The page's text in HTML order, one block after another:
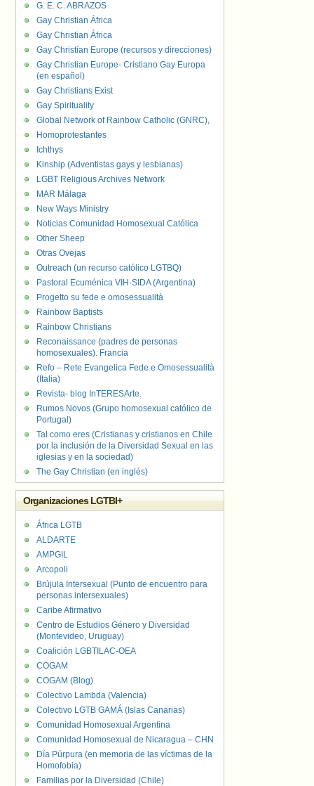
G. E. C. ABRAZOS
Gay Christian África
Gay Christian África
Gay Christian Europe (recursos y direcciones)
Gay Christian Europe- Cristiano Gay Europa
(en español)
Gay Christians Exist
Gay Spirituality
Global Network of Rainbow Catholic (GNRC),
Homoprotestantes
Ichthys
Kinship (Adventistas gays y lesbianas)
LGBT Religious Archives Network
MAR Málaga
New Ways Ministry
Noticias Comunidad Homosexual Católica
Other Sheep
Otras Ovejas
Outreach (un recurso católico LGTBQ)
Pastoral Ecuménica VIH-SIDA (Argentina)
Progetto su fede e omosessualità
Rainbow Baptists
Rainbow Christians
Reconaissance (padres de personas
homosexuales). Francia
Refo – Rete Evangelica Fede e Omosessualità
(Italia)
Revista- blog InTERESArte.
Rumos Novos (Grupo homosexual católico de
Portugal)
Tal como eres (Cristianas y cristianos en Chile
por la inclusión de la Diversidad Sexual en las
iglesias y en la sociedad)
The Gay Christian (en inglés)
Organizaciones LGTBI+
África LGTB
ALDARTE
AMPGIL
Arcopoli
Brújula Intersexual (Punto de encuentro para
personas intersexuales)
Caribe Afirmativo
Centro de Estudios Género y Diversidad
(Montevideo, Uruguay)
Coalición LGBTILAC-OEA
COGAM
COGAM (Blog)
Colectivo Lambda (Valencia)
Colectivo LGTB GAMÁ (Islas Canarias)
Comunidad Homosexual Argentina
Comunidad Homosexual de Nicaragua – CHN
Día Púrpura (en memoria de las víctimas de la
Homofobia)
Familias por la Diversidad (Chile)